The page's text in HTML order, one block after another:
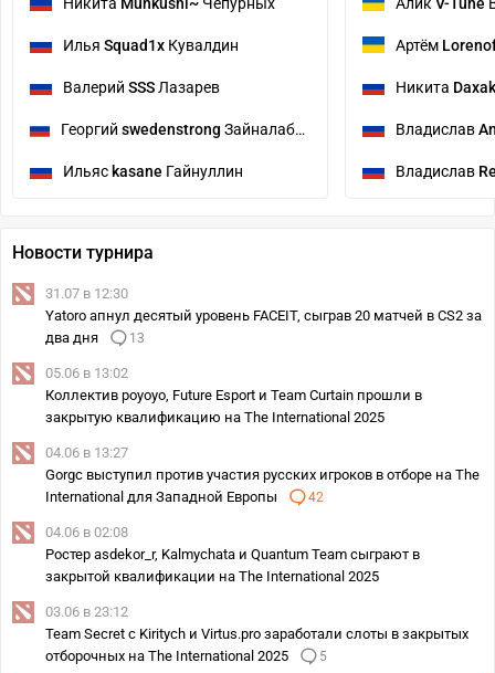
Илья Squad1x Кувалдин
Валерий SSS Лазарев
Георгийswedenstrong Зайналабидов
Ильяс kasane Гайнуллин
Артём
Никита Daxak
Владислав
Владислав
Новости турнира
31.07 в 12:30
Yatoro апнул десятый уровень FACEIT, сыграв 20 матчей в CS2 за
два дня
13
05.06 в 13:02
Коллектив poyoyo, Future Esport и Team Curtain прошли в
закрытую квалификацию на The International 2025
04.06 в 13:27
Gorgc выступил против участия русских игроков в отборе на The
International для Западной Европы
42
04.06 в 02:08
Ростер asdekor_r, Kalmychata и Quantum Team сыграют в
закрытой квалификации на The International 2025
03.06 в 23:12
Team Secret c Kiritych и Virtus.pro заработали слоты в закрытых
отборочных на The International 2025
5